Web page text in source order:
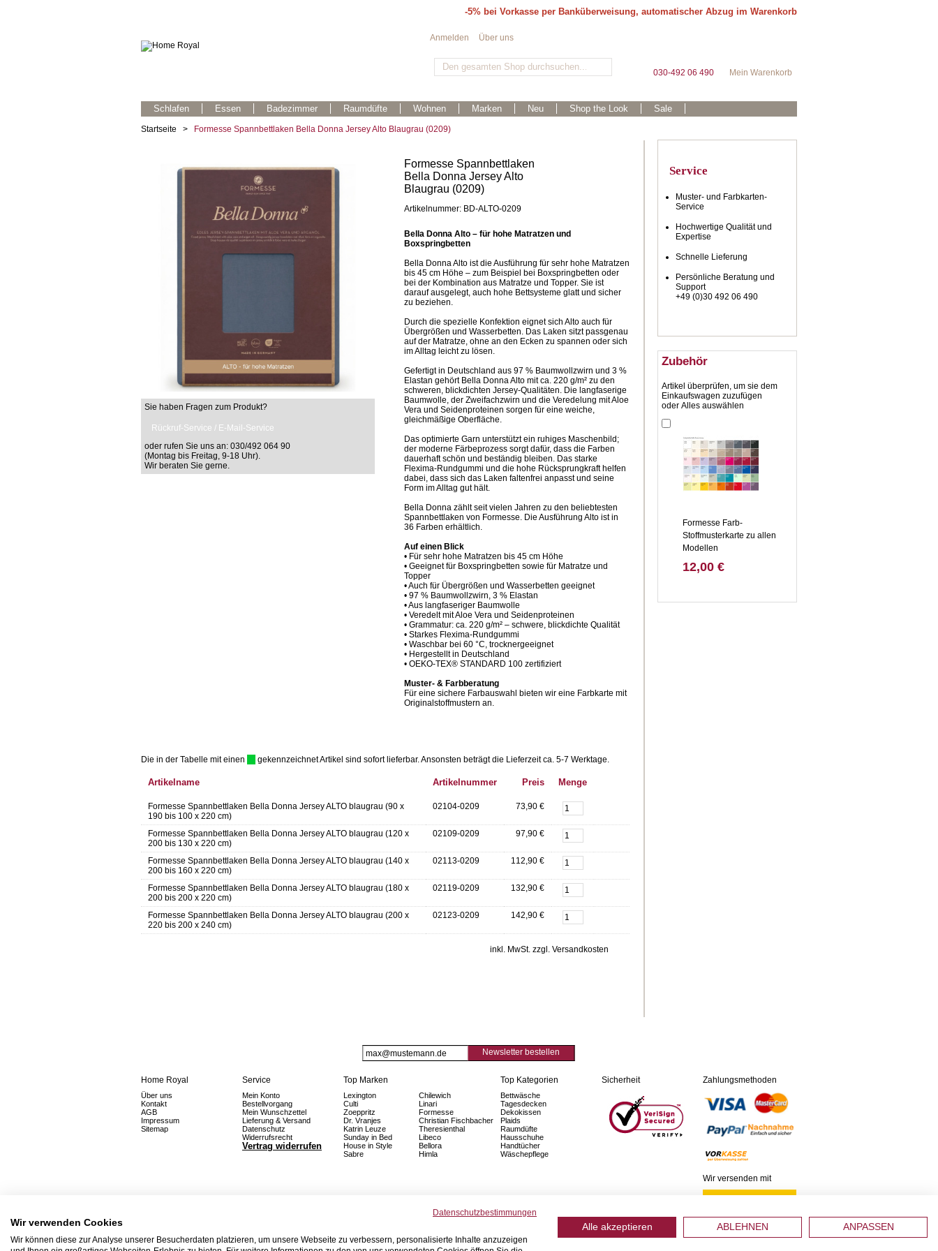
-5% bei Vorkasse per Banküberweisung, automatischer Abzug im Warenkorb
Mein Warenkorb
030-492 06 490
Schlafen Essen Badezimmer Raumdüfte Wohnen Marken Neu Shop the Look Sale
Anmelden Über uns
Startseite > Formesse Spannbettlaken Bella Donna Jersey Alto Blaugrau (0209)
Sie haben Fragen zum Produkt?
Rückruf-Service / E-Mail-Service
oder rufen Sie uns an: 030/492 064 90
(Montag bis Freitag, 9-18 Uhr).
Wir beraten Sie gerne.
Formesse Spannbettlaken
Bella Donna Jersey Alto
Blaugrau (0209)
Artikelnummer: BD-ALTO-0209
Bella Donna Alto – für hohe Matratzen und
Boxspringbetten
Bella Donna Alto ist die Ausführung für sehr hohe Matratzen
bis 45 cm Höhe – zum Beispiel bei Boxspringbetten oder
bei der Kombination aus Matratze und Topper. Sie ist
darauf ausgelegt, auch hohe Bettsysteme glatt und sicher
zu beziehen.
Durch die spezielle Konfektion eignet sich Alto auch für
Übergrößen und Wasserbetten. Das Laken sitzt passgenau
auf der Matratze, ohne an den Ecken zu spannen oder sich
im Alltag leicht zu lösen.
Gefertigt in Deutschland aus 97 % Baumwollzwirn und 3 %
Elastan gehört Bella Donna Alto mit ca. 220 g/m² zu den
schweren, blickdichten Jersey-Qualitäten. Die langfaserige
Baumwolle, der Zweifachzwirn und die Veredelung mit Aloe
Vera und Seidenproteinen sorgen für eine weiche,
gleichmäßige Oberfläche.
Das optimierte Garn unterstützt ein ruhiges Maschenbild;
der moderne Färbeprozess sorgt dafür, dass die Farben
dauerhaft schön und beständig bleiben. Das starke
Flexima-Rundgummi und die hohe Rücksprungkraft helfen
dabei, dass sich das Laken faltenfrei anpasst und seine
Form im Alltag gut hält.
Bella Donna zählt seit vielen Jahren zu den beliebtesten
Spannbettlaken von Formesse. Die Ausführung Alto ist in
36 Farben erhältlich.
Auf einen Blick
• Für sehr hohe Matratzen bis 45 cm Höhe
• Geeignet für Boxspringbetten sowie für Matratze und
Topper
• Auch für Übergrößen und Wasserbetten geeignet
• 97 % Baumwollzwirn, 3 % Elastan
• Aus langfaseriger Baumwolle
• Veredelt mit Aloe Vera und Seidenproteinen
• Grammatur: ca. 220 g/m² – schwere, blickdichte Qualität
• Starkes Flexima-Rundgummi
• Waschbar bei 60 °C, trocknergeeignet
• Hergestellt in Deutschland
• OEKO-TEX® STANDARD 100 zertifiziert
Muster- & Farbberatung
Für eine sichere Farbauswahl bieten wir eine Farbkarte mit
Originalstoffmustern an.
Die in der Tabelle mit einen gekennzeichnet Artikel sind sofort lieferbar.Ansonsten beträgt die Lieferzeit ca. 5-7 Werktage.
Artikelname Artikelnummer Preis Menge
Formesse Spannbettlaken Bella Donna Jersey ALTO blaugrau (90 x
190 bis 100 x 220 cm)
02104-0209 73,90 €
Formesse Spannbettlaken Bella Donna Jersey ALTO blaugrau (120 x
200 bis 130 x 220 cm)
02109-0209 97,90 €
Formesse Spannbettlaken Bella Donna Jersey ALTO blaugrau (140 x
200 bis 160 x 220 cm)
02113-0209 112,90 €
Formesse Spannbettlaken Bella Donna Jersey ALTO blaugrau (180 x
200 bis 200 x 220 cm)
02119-0209 132,90 €
Formesse Spannbettlaken Bella Donna Jersey ALTO blaugrau (200 x
220 bis 200 x 240 cm)
02123-0209 142,90 €
inkl. MwSt. zzgl. Versandkosten
Service
Muster- und Farbkarten-
Service
Hochwertige Qualität und
Expertise
Schnelle Lieferung
Persönliche Beratung und
Support
+49 (0)30 492 06 490
Zubehör
Artikel überprüfen, um sie dem
Einkaufswagen zuzufügen
oder Alles auswählen
Formesse Farb-
Stoffmusterkarte zu allen
Modellen
12,00 €
Newsletter bestellen
Home Royal
Über uns
Kontakt
AGB
Impressum
Sitemap
Service
Mein Konto
Bestellvorgang
Mein Wunschzettel
Lieferung & Versand
Datenschutz
Widerrufsrecht
Vertrag widerrufen
Top Marken
Lexington
Chilewich
Culti
Linari
Zoeppritz
Formesse
Dr. Vranjes
Christian Fischbacher
Katrin Leuze
Theresienthal
Sunday in Bed
Libeco
House in Style
Bellora
Sabre
Himla
Top Kategorien
Bettwäsche
Tagesdecken
Dekokissen
Plaids
Raumdüfte
Hausschuhe
Handtücher
Wäschepflege
Sicherheit Zahlungsmethoden
Wir versenden mit
Datenschutzbestimmungen
Wir verwenden Cookies
Wir können diese zur Analyse unserer Besucherdaten platzieren, um unsere Webseite zu verbessern, personalisierte Inhalte anzuzeigen
Alle akzeptieren ABLEHNEN ANPASSEN